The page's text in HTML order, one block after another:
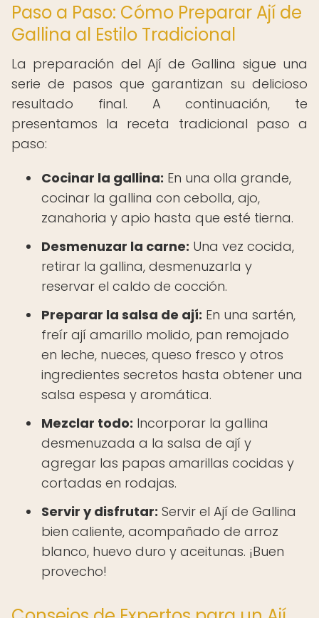
Paso a Paso: Cómo Preparar Ají de
Gallina al Estilo Tradicional
La preparación del Ají de Gallina sigue una
serie de pasos que garantizan su delicioso
resultado final. A continuación, te
presentamos la receta tradicional paso a
paso:
Cocinar la gallina: En una olla grande,
cocinar la gallina con cebolla, ajo,
zanahoria y apio hasta que esté tierna.
Desmenuzar la carne: Una vez cocida,
retirar la gallina, desmenuzarla y
reservar el caldo de cocción.
Preparar la salsa de ají: En una sartén,
freír ají amarillo molido, pan remojado
en leche, nueces, queso fresco y otros
ingredientes secretos hasta obtener una
salsa espesa y aromática.
Mezclar todo: Incorporar la gallina
desmenuzada a la salsa de ají y
agregar las papas amarillas cocidas y
cortadas en rodajas.
Servir y disfrutar: Servir el Ají de Gallina
bien caliente, acompañado de arroz
blanco, huevo duro y aceitunas. ¡Buen
provecho!